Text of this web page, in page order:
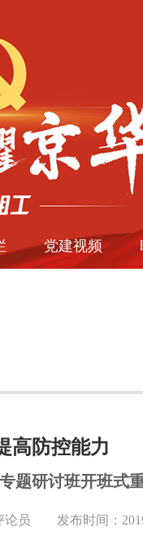
党建视频
高防控能力
题研讨班开班式
员 发布时间：